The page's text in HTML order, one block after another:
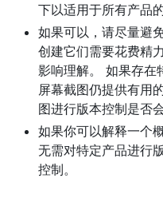
下以适用于所有产品
如果可以，请尽量避
创建它们需要花费精
影响理解。 如果存在
屏幕截图仍提供有用
图进行版本控制是否
如果你可以解释一个
无需对特定产品进行
控制。